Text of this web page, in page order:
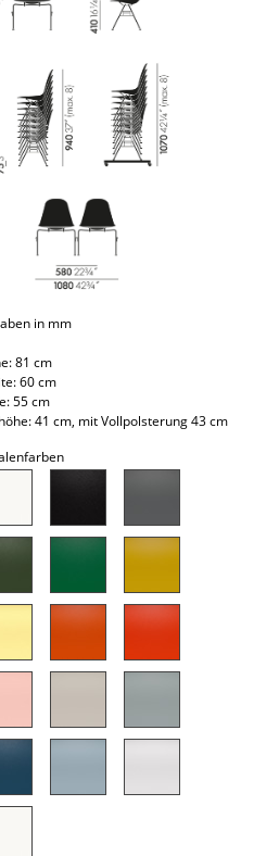
in mm
81 cm
60 cm
55 cm
41 cm, mit Vollpolsterung 43 cm